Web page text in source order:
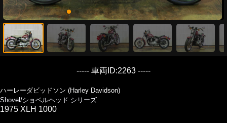
----- 車両ID:2263 -----
ハーレーダビッドソン (Harley Davidson)
Shovel/ショベルヘッド シリーズ
1975 XLH 1000